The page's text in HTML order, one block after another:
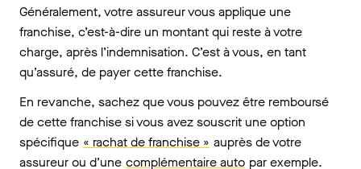
Généralement, votre assureur vous applique une
franchise, c’est-à-dire un montant qui reste à votre
charge, après l’indemnisation. C’est à vous, en tant
qu’assuré, de payer cette franchise.
En revanche, sachez que vous pouvez être remboursé
de cette franchise si vous avez souscrit une option
spécifique « rachat de franchise » auprès de votre
assureur ou d’une complémentaire auto par exemple.